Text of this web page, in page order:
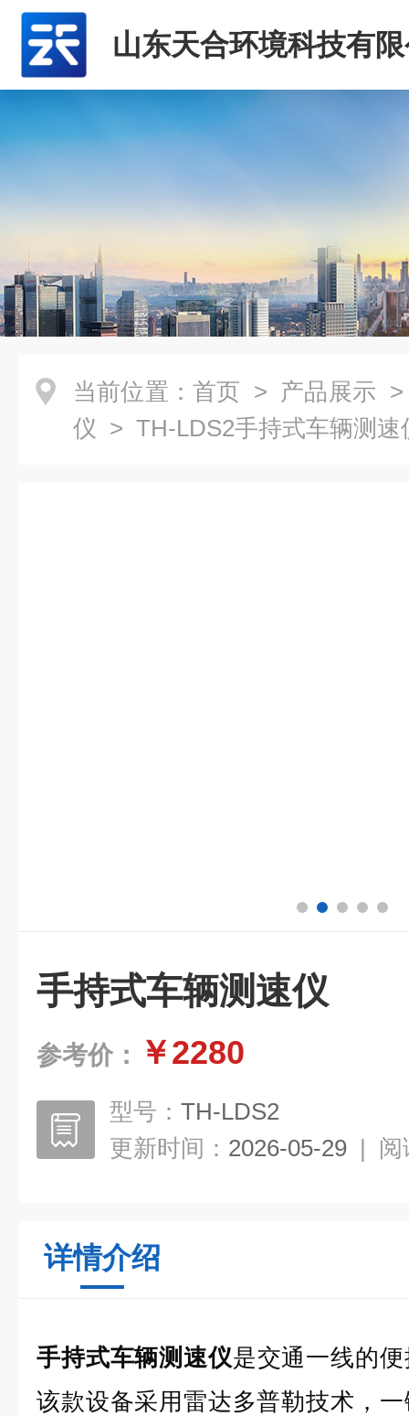
山东天合环境科技有
当前位置： 首页 > 产品展示
仪 > TH-LDS2手持式车辆测速
手持式车辆测速仪
参考价： ￥2280
型号： TH-LDS2
更新时间： 2026-05-29 | 阅
详情介绍
手持式车辆测速仪是交通一线的
该款设备采用雷达多普勒技术，